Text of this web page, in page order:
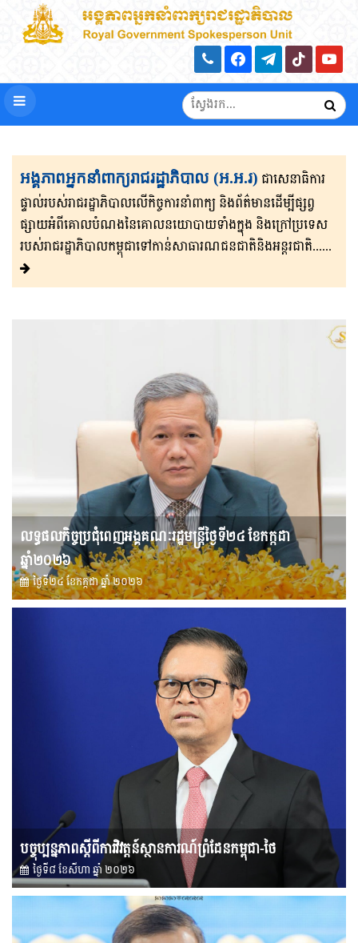
អង្គភាពអ្នកនាំពាក្យរាជរដ្ឋាភិបាល (អ.អ.រ) ជាសេនា​ធិ​កា​រ​​
ផ្ទាល់​របស់រាជរដ្ឋាភិ​បា​ល​លើ​កិច្ចការ​នាំពាក្យ និងព័ត៌មាន​ដើម្បីផ្សព្វ​
ផ្សាយ​​អំពីគោលបំណងនៃគោល​នយោបាយទាំងក្នុង និងក្រៅ​ប្រទេ​​ស​
របស់រាជរដ្ឋា​ភិ​បា​ល​កម្ពុជាទៅកាន់សាធារណជនជាតិនិងអន្តរជាតិ......
លទ្ធផលកិច្ចប្រជុំពេញអង្គគណៈរដ្ឋមន្រ្តីថ្ងៃទី២៤ ខែកក្កដា
ឆ្នាំ២០២៦
ថ្ងៃទី២៤ ខែ​កក្កដា ឆ្នាំ ២០២៦
បច្ចុប្បន្នភាពស្ដីពីការវិវត្តន៍ស្ថានការណ៍ព្រំដែនកម្ពុជា-ថៃ
ថ្ងៃទី៨ ខែ​សីហា ឆ្នាំ ២០២៦